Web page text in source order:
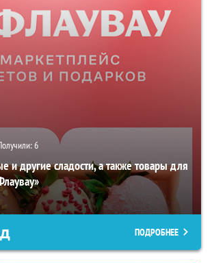
6
и другие сладости, а также товары для
ПОДРОБНЕЕ